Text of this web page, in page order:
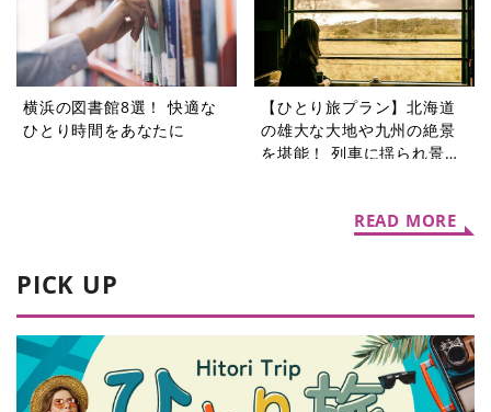
横浜の図書館8選！ 快適な
ひとり時間をあなたに
【ひとり旅プラン】北海道
の雄大な大地や九州の絶景
を堪能！ 列車に揺られ景色
READ MORE
PICK UP